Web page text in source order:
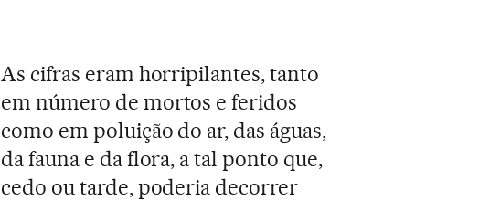
As cifras eram horripilantes, tanto
em número de mortos e feridos
como em poluição do ar, das águas,
da fauna e da flora, a tal ponto que,
cedo ou tarde, poderia decorrer